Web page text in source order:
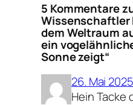
5 Kommentare
Wissenschaftler
dem Weltraum
ein
Sonne zeigt“
26. Mai 2025
Hein Tacke